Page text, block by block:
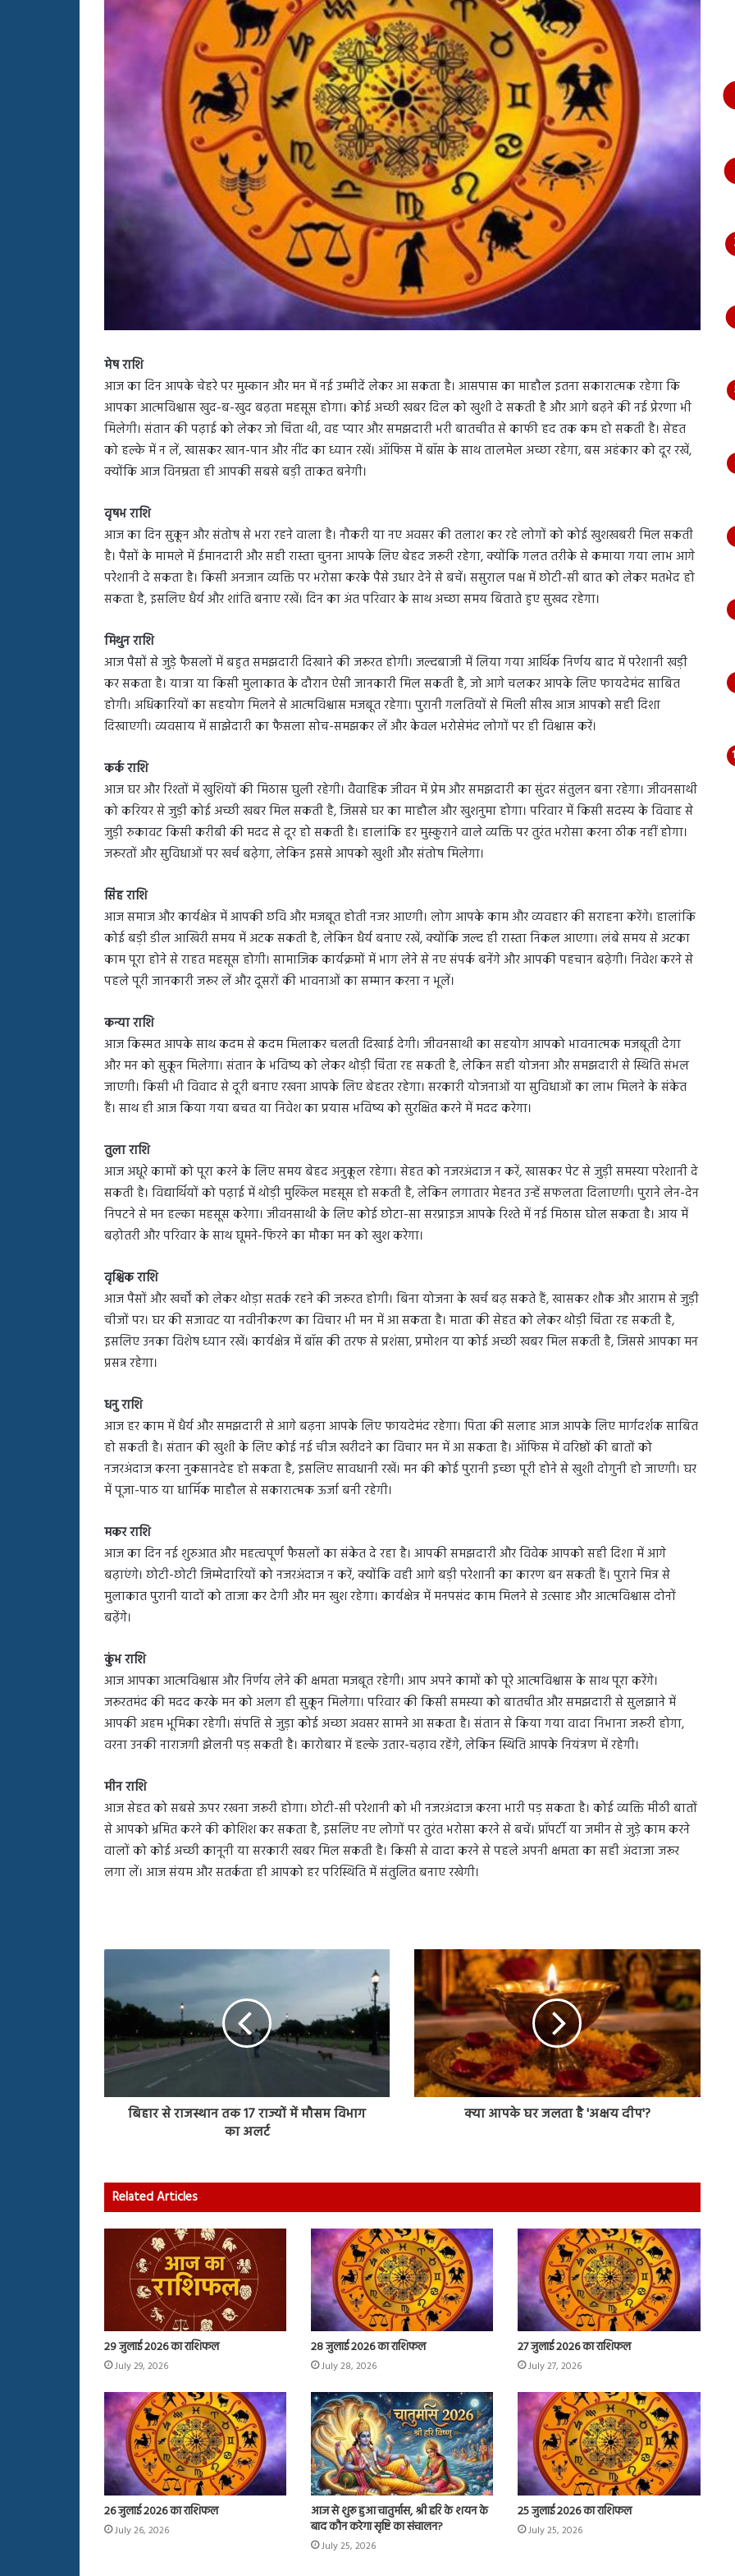
मेष राशि
आज का दिन आपके चेहरे पर मुस्कान और मन में नई उम्मीदें लेकर आ सकता है। आसपास का माहौल इतना सकारात्मक रहेगा कि
आपका आत्मविश्वास खुद-ब-खुद बढ़ता महसूस होगा। कोई अच्छी खबर दिल को खुशी दे सकती है और आगे बढ़ने की नई प्रेरणा भी
मिलेगी। संतान की पढ़ाई को लेकर जो चिंता थी, वह प्यार और समझदारी भरी बातचीत से काफी हद तक कम हो सकती है। सेहत
को हल्के में न लें, खासकर खान-पान और नींद का ध्यान रखें। ऑफिस में बॉस के साथ तालमेल अच्छा रहेगा, बस अहंकार को दूर रखें,
क्योंकि आज विनम्रता ही आपकी सबसे बड़ी ताकत बनेगी।
वृषभ राशि
आज का दिन सुकून और संतोष से भरा रहने वाला है। नौकरी या नए अवसर की तलाश कर रहे लोगों को कोई खुशखबरी मिल सकती
है। पैसों के मामले में ईमानदारी और सही रास्ता चुनना आपके लिए बेहद जरूरी रहेगा, क्योंकि गलत तरीके से कमाया गया लाभ आगे
परेशानी दे सकता है। किसी अनजान व्यक्ति पर भरोसा करके पैसे उधार देने से बचें। ससुराल पक्ष में छोटी-सी बात को लेकर मतभेद हो
सकता है, इसलिए धैर्य और शांति बनाए रखें। दिन का अंत परिवार के साथ अच्छा समय बिताते हुए सुखद रहेगा।
मिथुन राशि
आज पैसों से जुड़े फैसलों में बहुत समझदारी दिखाने की जरूरत होगी। जल्दबाजी में लिया गया आर्थिक निर्णय बाद में परेशानी खड़ी
कर सकता है। यात्रा या किसी मुलाकात के दौरान ऐसी जानकारी मिल सकती है, जो आगे चलकर आपके लिए फायदेमंद साबित
होगी। अधिकारियों का सहयोग मिलने से आत्मविश्वास मजबूत रहेगा। पुरानी गलतियों से मिली सीख आज आपको सही दिशा
दिखाएगी। व्यवसाय में साझेदारी का फैसला सोच-समझकर लें और केवल भरोसेमंद लोगों पर ही विश्वास करें।
कर्क राशि
आज घर और रिश्तों में खुशियों की मिठास घुली रहेगी। वैवाहिक जीवन में प्रेम और समझदारी का सुंदर संतुलन बना रहेगा। जीवनसाथी
को करियर से जुड़ी कोई अच्छी खबर मिल सकती है, जिससे घर का माहौल और खुशनुमा होगा। परिवार में किसी सदस्य के विवाह से
जुड़ी रुकावट किसी करीबी की मदद से दूर हो सकती है। हालांकि हर मुस्कुराने वाले व्यक्ति पर तुरंत भरोसा करना ठीक नहीं होगा।
जरूरतों और सुविधाओं पर खर्च बढ़ेगा, लेकिन इससे आपको खुशी और संतोष मिलेगा।
सिंह राशि
आज समाज और कार्यक्षेत्र में आपकी छवि और मजबूत होती नजर आएगी। लोग आपके काम और व्यवहार की सराहना करेंगे। हालांकि
कोई बड़ी डील आखिरी समय में अटक सकती है, लेकिन धैर्य बनाए रखें, क्योंकि जल्द ही रास्ता निकल आएगा। लंबे समय से अटका
काम पूरा होने से राहत महसूस होगी। सामाजिक कार्यक्रमों में भाग लेने से नए संपर्क बनेंगे और आपकी पहचान बढ़ेगी। निवेश करने से
पहले पूरी जानकारी जरूर लें और दूसरों की भावनाओं का सम्मान करना न भूलें।
कन्या राशि
आज किस्मत आपके साथ कदम से कदम मिलाकर चलती दिखाई देगी। जीवनसाथी का सहयोग आपको भावनात्मक मजबूती देगा
और मन को सुकून मिलेगा। संतान के भविष्य को लेकर थोड़ी चिंता रह सकती है, लेकिन सही योजना और समझदारी से स्थिति संभल
जाएगी। किसी भी विवाद से दूरी बनाए रखना आपके लिए बेहतर रहेगा। सरकारी योजनाओं या सुविधाओं का लाभ मिलने के संकेत
हैं। साथ ही आज किया गया बचत या निवेश का प्रयास भविष्य को सुरक्षित करने में मदद करेगा।
तुला राशि
आज अधूरे कामों को पूरा करने के लिए समय बेहद अनुकूल रहेगा। सेहत को नजरअंदाज न करें, खासकर पेट से जुड़ी समस्या परेशानी दे
सकती है। विद्यार्थियों को पढ़ाई में थोड़ी मुश्किल महसूस हो सकती है, लेकिन लगातार मेहनत उन्हें सफलता दिलाएगी। पुराने लेन-देन
निपटने से मन हल्का महसूस करेगा। जीवनसाथी के लिए कोई छोटा-सा सरप्राइज आपके रिश्ते में नई मिठास घोल सकता है। आय में
बढ़ोतरी और परिवार के साथ घूमने-फिरने का मौका मन को खुश करेगा।
वृश्चिक राशि
आज पैसों और खर्चों को लेकर थोड़ा सतर्क रहने की जरूरत होगी। बिना योजना के खर्च बढ़ सकते हैं, खासकर शौक और आराम से जुड़ी
चीजों पर। घर की सजावट या नवीनीकरण का विचार भी मन में आ सकता है। माता की सेहत को लेकर थोड़ी चिंता रह सकती है,
इसलिए उनका विशेष ध्यान रखें। कार्यक्षेत्र में बॉस की तरफ से प्रशंसा, प्रमोशन या कोई अच्छी खबर मिल सकती है, जिससे आपका मन
प्रसन्न रहेगा।
धनु राशि
आज हर काम में धैर्य और समझदारी से आगे बढ़ना आपके लिए फायदेमंद रहेगा। पिता की सलाह आज आपके लिए मार्गदर्शक साबित
हो सकती है। संतान की खुशी के लिए कोई नई चीज खरीदने का विचार मन में आ सकता है। ऑफिस में वरिष्ठों की बातों को
नजरअंदाज करना नुकसानदेह हो सकता है, इसलिए सावधानी रखें। मन की कोई पुरानी इच्छा पूरी होने से खुशी दोगुनी हो जाएगी। घर
में पूजा-पाठ या धार्मिक माहौल से सकारात्मक ऊर्जा बनी रहेगी।
मकर राशि
आज का दिन नई शुरुआत और महत्वपूर्ण फैसलों का संकेत दे रहा है। आपकी समझदारी और विवेक आपको सही दिशा में आगे
बढ़ाएंगे। छोटी-छोटी जिम्मेदारियों को नजरअंदाज न करें, क्योंकि वही आगे बड़ी परेशानी का कारण बन सकती हैं। पुराने मित्र से
मुलाकात पुरानी यादों को ताजा कर देगी और मन खुश रहेगा। कार्यक्षेत्र में मनपसंद काम मिलने से उत्साह और आत्मविश्वास दोनों
बढ़ेंगे।
कुंभ राशि
आज आपका आत्मविश्वास और निर्णय लेने की क्षमता मजबूत रहेगी। आप अपने कामों को पूरे आत्मविश्वास के साथ पूरा करेंगे।
जरूरतमंद की मदद करके मन को अलग ही सुकून मिलेगा। परिवार की किसी समस्या को बातचीत और समझदारी से सुलझाने में
आपकी अहम भूमिका रहेगी। संपत्ति से जुड़ा कोई अच्छा अवसर सामने आ सकता है। संतान से किया गया वादा निभाना जरूरी होगा,
वरना उनकी नाराजगी झेलनी पड़ सकती है। कारोबार में हल्के उतार-चढ़ाव रहेंगे, लेकिन स्थिति आपके नियंत्रण में रहेगी।
मीन राशि
आज सेहत को सबसे ऊपर रखना जरूरी होगा। छोटी-सी परेशानी को भी नजरअंदाज करना भारी पड़ सकता है। कोई व्यक्ति मीठी बातों
से आपको भ्रमित करने की कोशिश कर सकता है, इसलिए नए लोगों पर तुरंत भरोसा करने से बचें। प्रॉपर्टी या जमीन से जुड़े काम करने
वालों को कोई अच्छी कानूनी या सरकारी खबर मिल सकती है। किसी से वादा करने से पहले अपनी क्षमता का सही अंदाजा जरूर
लगा लें। आज संयम और सतर्कता ही आपको हर परिस्थिति में संतुलित बनाए रखेगी।
बिहार से राजस्थान तक 17 राज्यों में मौसम विभाग
का अलर्ट
क्या आपके घर जलता है 'अक्षय दीप'?
Related Articles
29 जुलाई 2026 का राशिफल
July 29, 2026
28 जुलाई 2026 का राशिफल
July 28, 2026
27 जुलाई 2026 का राशिफल
July 27, 2026
26 जुलाई 2026 का राशिफल
July 26, 2026
आज से शुरू हुआ चातुर्मास, श्री हरि के शयन के
बाद कौन करेगा सृष्टि का संचालन?
July 25, 2026
25 जुलाई 2026 का राशिफल
July 25, 2026
बहस
रुबीना
दिलैक
का
आया
रिएक्शन
भागते
आया
नजर,
देंखे
वीडियो…
जिस ओमेगा-3 सप्लीमेंट को समझ
बूस्टर’, वह निकला बेअसर?
‘हींग’
के
ये
जादुई
हैरान
बताया
क्यों
नॉन-
हैं
लंग
कैंसर का
शिकार